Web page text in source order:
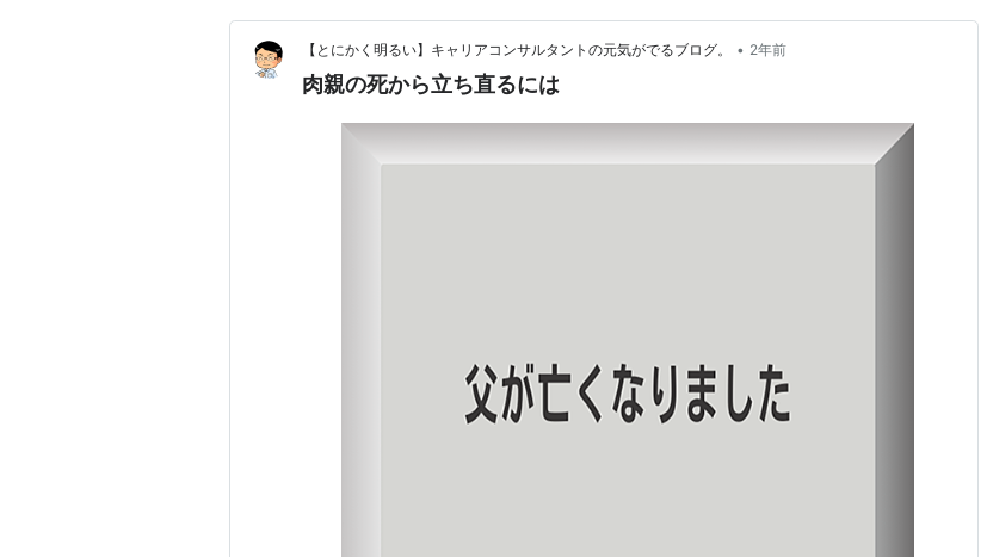
【とにかく明るい】キャリアコンサルタントの元気がでるブログ。 • 2年前
肉親の死から立ち直るには